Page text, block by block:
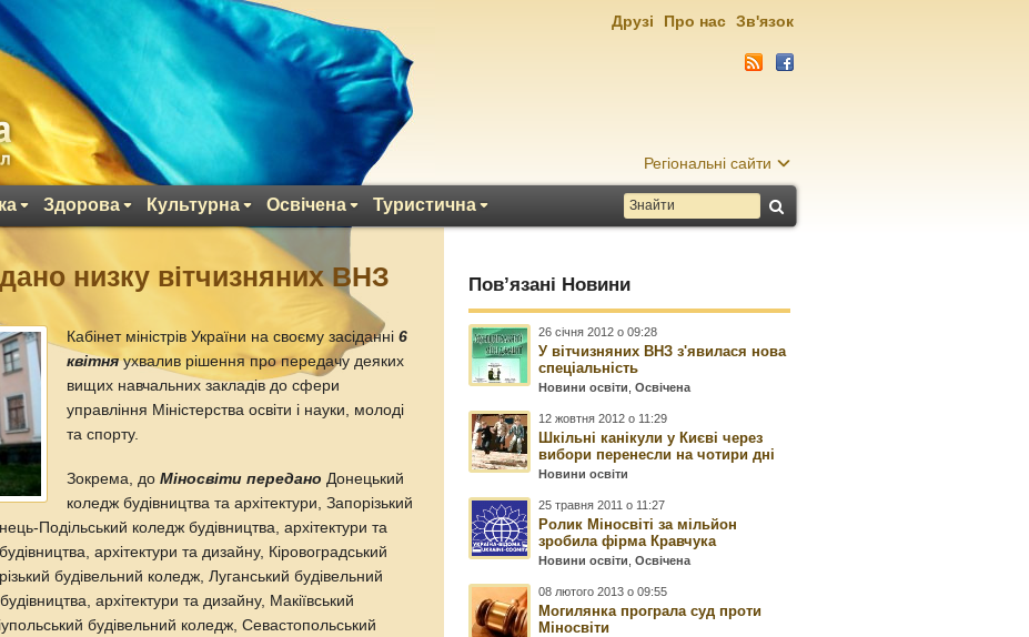
Регіональні сайти
Здорова Культурна Освічена Туристична
Друзі Про нас Зв'язок
низку вітчизняних ВНЗ
Кабінет міністрів України на своєму засіданні 6
квітняухвалив рішення про передачу деяких
вищих навчальних закладів до сфери
управління Міністерства освіти і науки, молоді
та спорту.
Зокрема, доМіносвіти передано Донецький
коледж будівництва та архітектури, Запорізький
Подільський коледж будівництва, архітектури та
архітектури та дизайну, Кіровоградський
будівельний коледж, Луганський будівельний
архітектури та дизайну, Макіївський
будівельний коледж, Севастопольський
Пов’язані Новини
26 січня 2012 о 09:28
У вітчизняних ВНЗ з'явилася нова
спеціальність
Новини освіти ,Освічена
12 жовтня 2012 о 11:29
Шкільні канікули у Києві через
вибори перенесли на чотири дні
Новини освіти
25 травня 2011 о 11:27
Ролик Міносвіті за мільйон
зробила фірма Кравчука
Новини освіти ,Освічена
08 лютого 2013 о 09:55
Могилянка програла суд проти
Міносвіти